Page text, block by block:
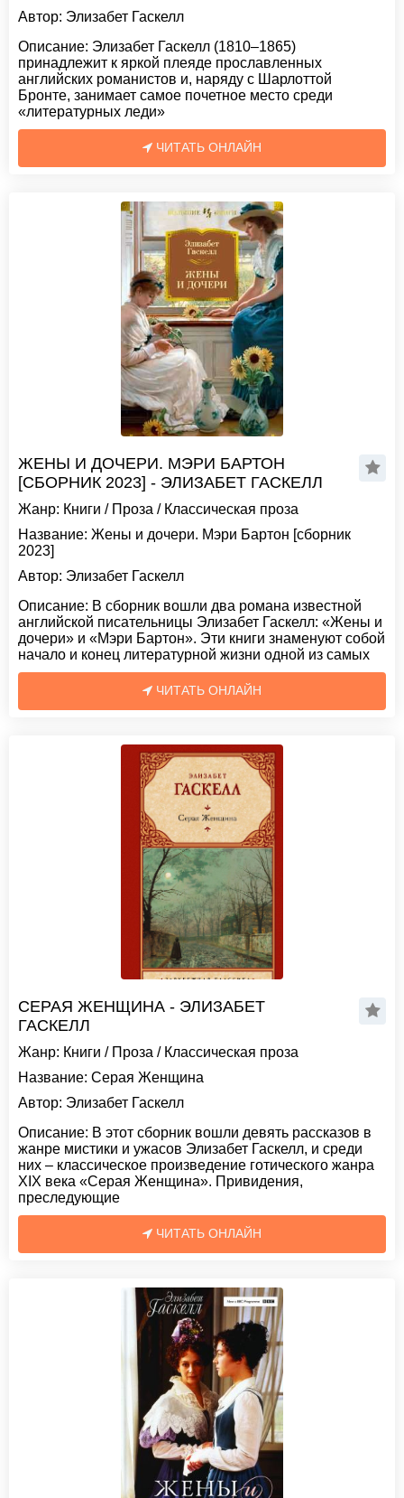
Автор: Элизабет Гаскелл
Описание: Элизабет Гаскелл (1810–1865)
принадлежит к яркой плеяде прославленных
английских романистов и, наряду с Шарлоттой
Бронте, занимает самое почетное место среди
«литературных леди»
ЧИТАТЬ ОНЛАЙН
ЖЕНЫ И ДОЧЕРИ. МЭРИ БАРТОН
[СБОРНИК 2023] - ЭЛИЗАБЕТ ГАСКЕЛЛ
Жанр: Книги / Проза / Классическая проза
Название: Жены и дочери. Мэри Бартон [сборник
2023]
Автор: Элизабет Гаскелл
Описание: В сборник вошли два романа известной
английской писательницы Элизабет Гаскелл: «Жены и
дочери» и «Мэри Бартон». Эти книги знаменуют собой
начало и конец литературной жизни одной из самых
ЧИТАТЬ ОНЛАЙН
СЕРАЯ ЖЕНЩИНА - ЭЛИЗАБЕТ
ГАСКЕЛЛ
Жанр: Книги / Проза / Классическая проза
Название: Серая Женщина
Автор: Элизабет Гаскелл
Описание: В этот сборник вошли девять рассказов в
жанре мистики и ужасов Элизабет Гаскелл, и среди
них – классическое произведение готического жанра
XIX века «Серая Женщина». Привидения,
преследующие
ЧИТАТЬ ОНЛАЙН